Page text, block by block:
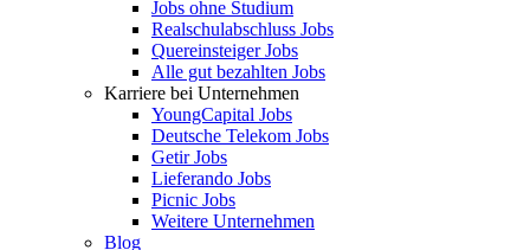
Jobs ohne Studium
Realschulabschluss Jobs
Quereinsteiger Jobs
Alle gut bezahlten Jobs
Karriere bei Unternehmen
YoungCapital Jobs
Deutsche Telekom Jobs
Getir Jobs
Lieferando Jobs
Picnic Jobs
Weitere Unternehmen
Blog